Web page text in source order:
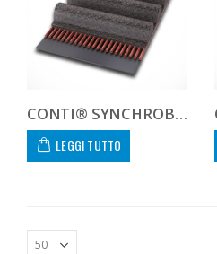
CONTI® SYNCHROBELT 300L-400 CUSTOM
LEGGI TUTTO